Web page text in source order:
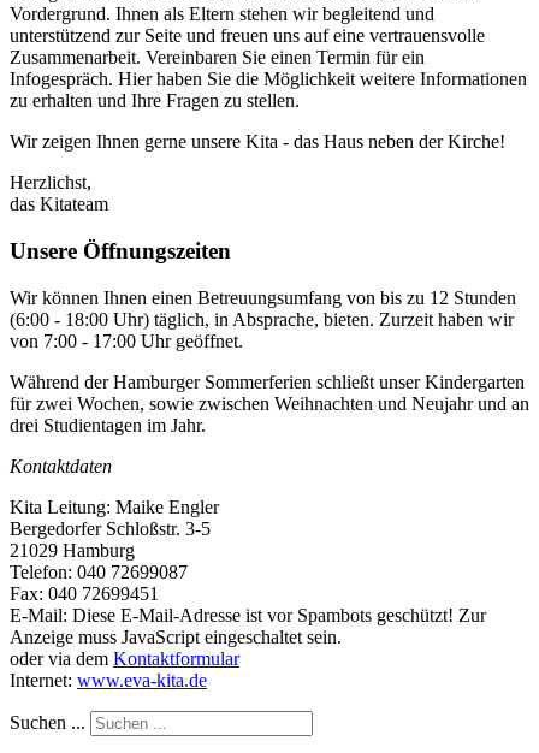
Vordergrund. Ihnen als Eltern stehen wir begleitend und
unterstützend zur Seite und freuen uns auf eine vertrauensvolle
Zusammenarbeit. Vereinbaren Sie einen Termin für ein
Infogespräch. Hier haben Sie die Möglichkeit weitere Informationen
zu erhalten und Ihre Fragen zu stellen.
Wir zeigen Ihnen gerne unsere Kita - das Haus neben der Kirche!
Herzlichst,
das Kitateam
Unsere Öffnungszeiten
Wir können Ihnen einen Betreuungsumfang von bis zu 12 Stunden
(6:00 - 18:00 Uhr) täglich, in Absprache, bieten. Zurzeit haben wir
von 7:00 - 17:00 Uhr geöffnet.
Während der Hamburger Sommerferien schließt unser Kindergarten
für zwei Wochen, sowie zwischen Weihnachten und Neujahr und an
drei Studientagen im Jahr.
Kontaktdaten
Kita Leitung: Maike Engler
Bergedorfer Schloßstr. 3-5
21029 Hamburg
Telefon: 040 72699087
Fax: 040 72699451
E-Mail: Diese E-Mail-Adresse ist vor Spambots geschützt! Zur
Anzeige muss JavaScript eingeschaltet sein.
oder via dem Kontaktformular
Internet: www.eva-kita.de
Suchen ...